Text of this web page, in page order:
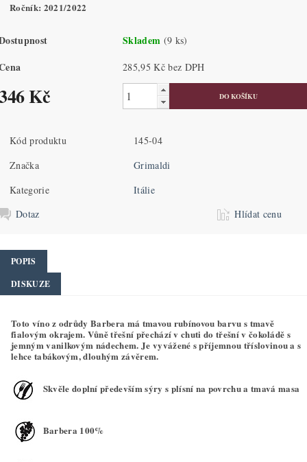
Ročník: 2021/2022
Skladem (9 ks)
285,95 Kč bez DPH
Kč
Kód produktu
145-04
Značka
Grimaldi
Kategorie
Itálie
Dotaz
Hlídat cenu
POPIS
DISKUZE
Toto víno z odrůdy Barbera má tmavou rubínovou barvu s tmavě
fialovým okrajem. Vůně třešní přechází v chuti do třešní v čokoládě s
jemným vanilkovým nádechem. Je vyvážené s příjemnou tříslovinou a s
lehce tabákovým, dlouhým závěrem.
Skvěle doplní především sýry s plísní na povrchu a tmavá masa
Barbera 100%